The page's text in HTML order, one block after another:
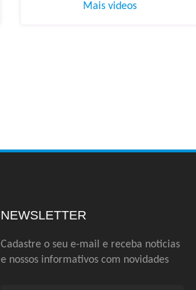
Mais videos
NEWSLETTER
Cadastre o seu e-mail e receba noticias
e nossos informativos com novidades